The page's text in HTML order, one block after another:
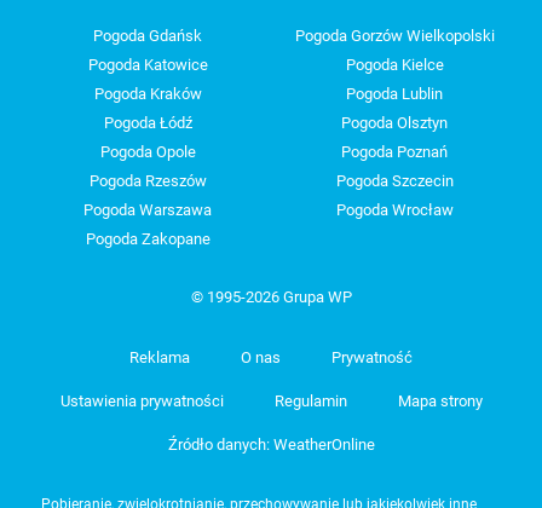
Pogoda Gdańsk
Pogoda Gorzów Wielkopolski
Pogoda Katowice
Pogoda Kielce
Pogoda Kraków
Pogoda Lublin
Pogoda Łódź
Pogoda Olsztyn
Pogoda Opole
Pogoda Poznań
Pogoda Rzeszów
Pogoda Szczecin
Pogoda Warszawa
Pogoda Wrocław
Pogoda Zakopane
© 1995-2026 Grupa WP
Reklama O nas Prywatność
Ustawienia prywatności Regulamin Mapa strony
Źródło danych: WeatherOnline
Pobieranie, zwielokrotnianie, przechowywanie lub jakiekolwiek inne